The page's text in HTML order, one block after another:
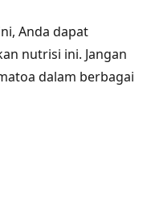
Anda dapat
nutrisi ini. Jangan
dalam berbagai